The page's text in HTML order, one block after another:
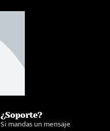
¿Soporte?
Si mandas un mensaje